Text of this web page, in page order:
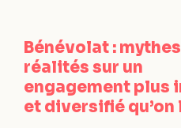
Bénévolat :
réalités sur un
engagement plus
et diversifié